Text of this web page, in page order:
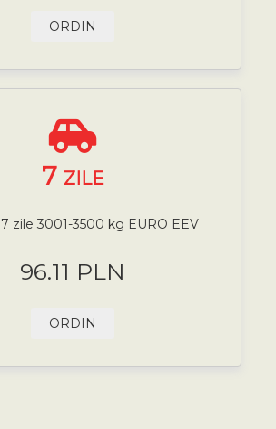
ORDIN
7 ZILE
zile 3001-3500 kg EURO EEV
96.11 PLN
ORDIN